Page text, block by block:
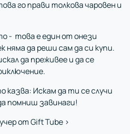
го прави толкова чаровен и
- това е един от онези
няма да реши сам да си купи.
да преживее и да се
казва: Искам да ти се случи
помниш завинаги!
от Gift Tube >